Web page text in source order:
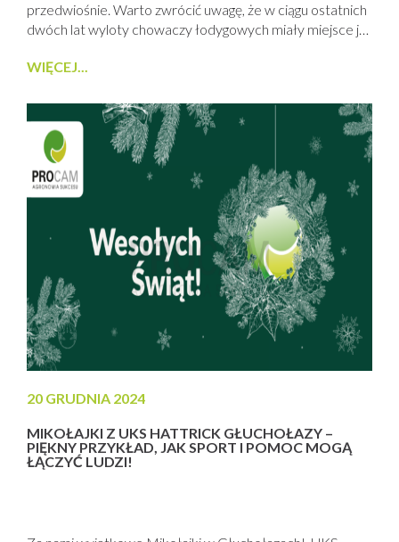
przedwiośnie. Warto zwrócić uwagę, że w ciągu ostatnich
dwóch lat wyloty chowaczy łodygowych miały miejsce już
na nadchodzące zmiany, zarówno fenologiczne, jak i te
Przypominamy, że w ostatnich latach szkodliwe
chrząszcze w takich...
WIĘCEJ...
20 GRUDNIA 2024
MIKOŁAJKI Z UKS HATTRICK GŁUCHOŁAZY –
PIĘKNY PRZYKŁAD, JAK SPORT I POMOC MOGĄ
ŁĄCZYĆ LUDZI!